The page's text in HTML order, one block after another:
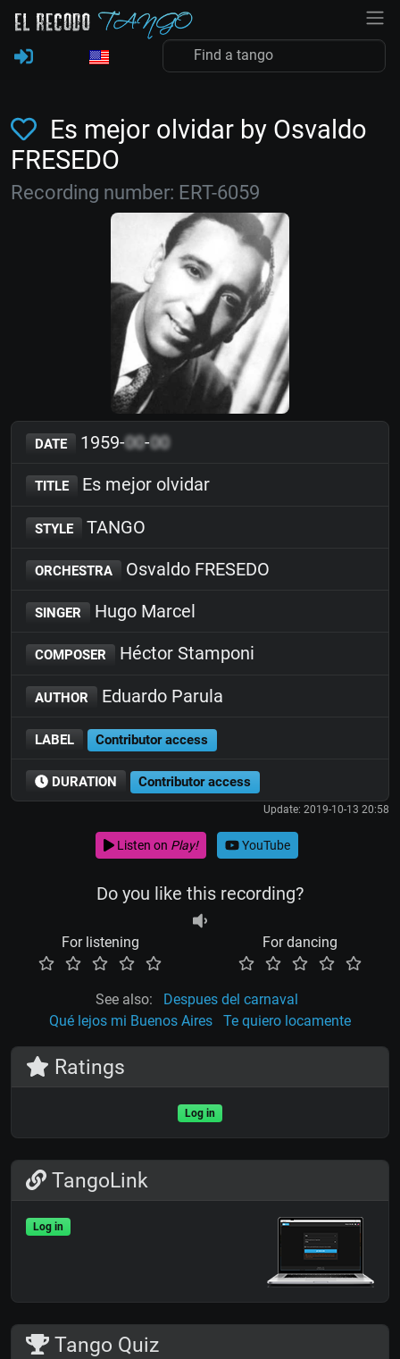
Es mejor olvidar by Osvaldo
FRESEDO
Recording number: ERT-6059
DATE 1959-00-00
TITLE Es mejor olvidar
STYLE TANGO
ORCHESTRA Osvaldo FRESEDO
SINGER Hugo Marcel
COMPOSER Héctor Stamponi
AUTHOR Eduardo Parula
LABEL Contributor access
DURATION Contributor access
Update: 2019-10-13 20:58
Listen on Play! YouTube
Do you like this recording?
For listening For dancing
See also:
Despues del carnaval
Qué lejos mi Buenos Aires
Te quiero locamente
Ratings
Log in
TangoLink
Log in
Tango Quiz